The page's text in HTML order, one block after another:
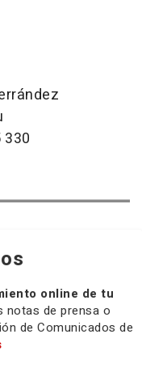
online de tu
notas de prensa o
de Comunicados de